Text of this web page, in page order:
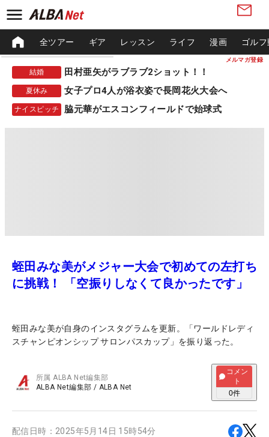
メルマガ登録
全ツアー ギア レッスン ライフ 漫画 ゴル
結婚 田村亜矢がラブラブ2ショット！！
夏休み 女子プロ4人が浴衣姿で長岡花火大会へ
ナイスピッチ 脇元華がエスコンフィールドで始球式
蛭田みな美がメジャー大会で初めての左打ち
に挑戦！ 「空振りしなくて良かったです」
蛭田みな美が自身のインスタグラムを更新。「ワールドレディ
スチャンピオンシップ サロンパスカップ」を振り返った。
所属ALBA Net編集部
ALBA Net編集部 / ALBA Net
コメン
ト
0件
配信日時： 2025年5月14日 15時54分